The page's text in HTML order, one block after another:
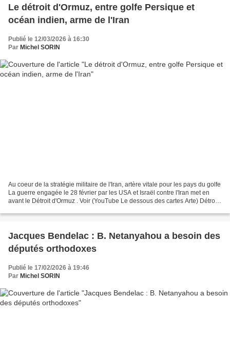
Le détroit d'Ormuz, entre golfe Persique et
océan indien, arme de l'Iran
Publié le 12/03/2026 à 16:30
Par Michel SORIN
Au coeur de la stratégie militaire de l'Iran, artère vitale pour les pays du golfe
La guerre engagée le 28 février par les USA et Israël contre l'Iran met en
avant le Détroit d'Ormuz . Voir (YouTube Le dessous des cartes Arte) Détroit
Jacques Bendelac : B. Netanyahou a besoin des
députés orthodoxes
Publié le 17/02/2026 à 19:46
Par Michel SORIN